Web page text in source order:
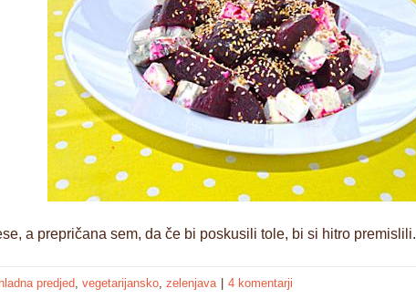
a prepričana sem, da če bi poskusili tole, bi si hitro premislili.
hladna predjed vegetarijansko zelenjava | 4 komentarji